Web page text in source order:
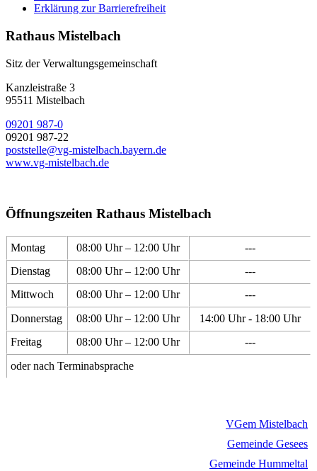
Erklärung zur Barrierefreiheit
Rathaus Mistelbach
Sitz der Verwaltungsgemeinschaft
Kanzleistraße 3
95511 Mistelbach
09201 987-0
09201 987-22
poststelle@vg-mistelbach.bayern.de
www.vg-mistelbach.de
Öffnungszeiten Rathaus Mistelbach
Montag 08:00 Uhr – 12:00 Uhr
---
Dienstag
08:00 Uhr – 12:00 Uhr
---
Mittwoch
08:00 Uhr – 12:00 Uhr
---
Donnerstag
08:00 Uhr – 12:00 Uhr
14:00 Uhr - 18:00 Uhr
Freitag
08:00 Uhr – 12:00 Uhr
---
oder nach Terminabsprache
VGem Mistelbach
Gemeinde Gesees
Gemeinde Hummeltal